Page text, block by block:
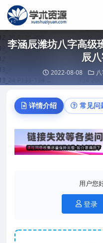
李涵辰潍坊八字高级
辰
2022-08-08
详情介绍 常见问
用户您
登录